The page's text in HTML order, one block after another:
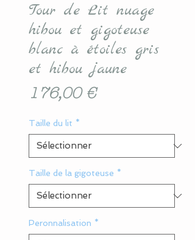
Tour de Lit nuage
hibou et gigoteuse
blanc à étoiles gris
et hibou jaune
176,00 €Prix
Taille du lit *
Taille de la gigoteuse *
Peronnalisation *